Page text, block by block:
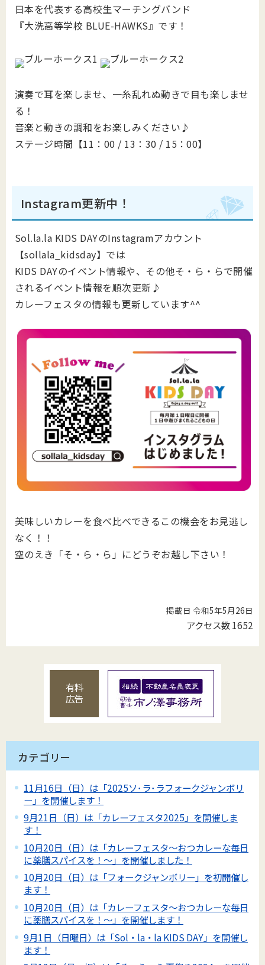
日本を代表する高校生マーチングバンド
『大洗高等学校 BLUE-HAWKS』です！
演奏で耳を楽しませ、一糸乱れぬ動きで目も楽しませ
る！
音楽と動きの調和をお楽しみください♪
ステージ時間【11：00 / 13：30 / 15：00】
Instagram更新中！
Sol.la.la KIDS DAYのInstagramアカウント
【sollala_kidsday】では
KIDS DAYのイベント情報や、その他そ・ら・らで開催
されるイベント情報を順次更新♪
カレーフェスタの情報も更新しています^^
美味しいカレーを食べ比べできるこの機会をお見逃し
なく！！
空のえき「そ・ら・ら」にどうぞお越し下さい！
掲載日 令和5年5月26日
アクセス数1652
有料
広告
カテゴリー
11月16日（日）は「2025ソ･ラ･ラフォークジャンボリ
ー」を開催します！
9月21日（日）は「カレーフェスタ2025」を開催しま
す！
10月20日（日）は「カレーフェスタ～おつカレーな毎日
に薬膳スパイスを！～」を開催しました！
10月20日（日）は「フォークジャンボリー」を初開催し
ます！
10月20日（日）は「カレーフェスタ～おつカレーな毎日
に薬膳スパイスを！～」を開催します！
9月1日（日曜日）は「Sol・la・la KIDS DAY」を開催し
ます！